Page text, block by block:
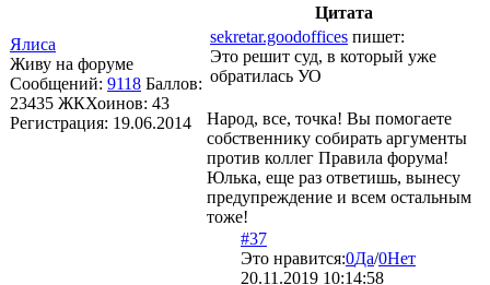
Ялиса
Живу на форуме
Сообщений: 9118 Баллов:
23435 ЖКХоинов: 43
Регистрация: 19.06.2014
Цитата
sekretar.goodoffices пишет:
Это решит суд, в который уже
обратилась УО
Народ, все, точка! Вы помогаете
собственнику собирать аргументы
против коллег Правила форума!
Юлька, еще раз ответишь, вынесу
предупреждение и всем остальным
тоже!
#37
Это нравится:0Да/0Нет
20.11.2019 10:14:58